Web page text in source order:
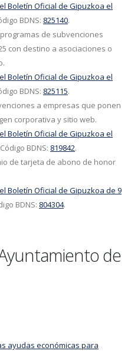
Boletín Oficial de Gipuzkoa el
BDNS: 825140.
de subvenciones
con destino a asociaciones o
Boletín Oficial de Gipuzkoa el
BDNS: 825115.
a empresas que ponen
corporativa y sitio web.
Boletín Oficial de Gipuzkoa el
BDNS: 819842.
de tarjeta de abono de honor
Boletín Oficial de Gipuzkoa de 9
BDNS: 804304.
de
ayudas económicas para